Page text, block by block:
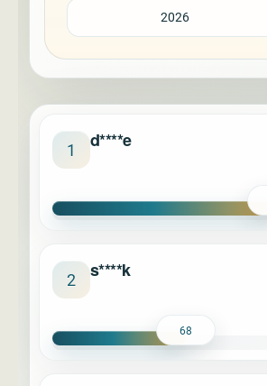
2026
1 d****e
2 s****k
68